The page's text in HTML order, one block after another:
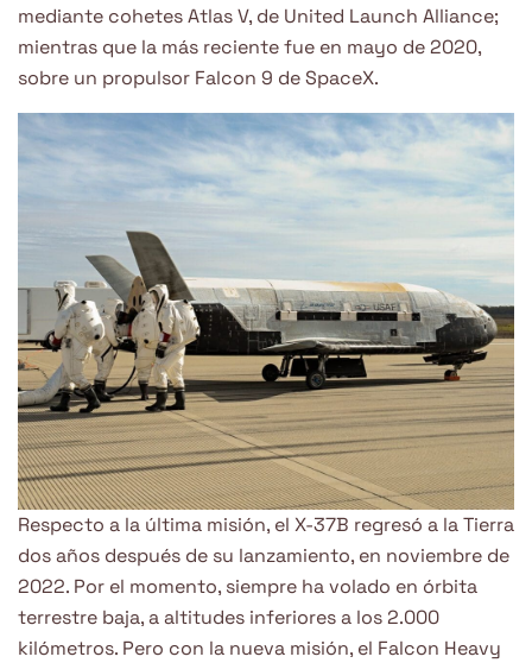
mediante cohetes Atlas V, de United Launch Alliance;
mientras que la más reciente fue en mayo de 2020,
sobre un propulsor Falcon 9 de SpaceX.
Respecto a la última misión, el X-37B regresó a la Tierra
dos años después de su lanzamiento, en noviembre de
2022. Por el momento, siempre ha volado en órbita
terrestre baja, a altitudes inferiores a los 2.000
kilómetros. Pero con la nueva misión, el Falcon Heavy